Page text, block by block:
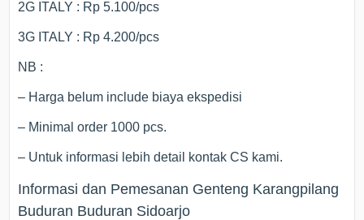
2G ITALY : Rp 5.100/pcs
3G ITALY : Rp 4.200/pcs
NB :
– Harga belum include biaya ekspedisi
– Minimal order 1000 pcs.
– Untuk informasi lebih detail kontak CS kami.
Informasi dan Pemesanan Genteng Karangpilang
Buduran Buduran Sidoarjo